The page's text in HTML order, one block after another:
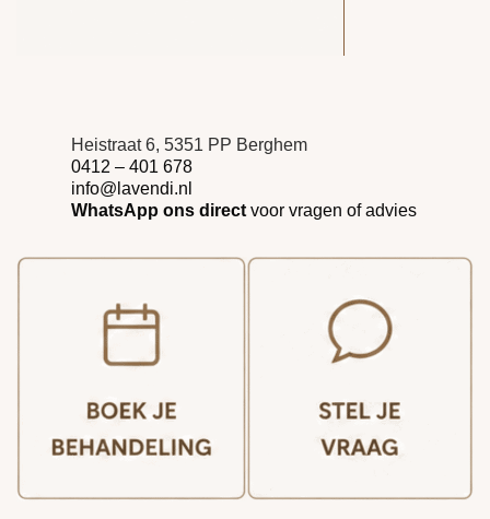
Heistraat 6, 5351 PP Berghem
0412 – 401 678
info@lavendi.nl
WhatsApp ons direct voor vragen of advies